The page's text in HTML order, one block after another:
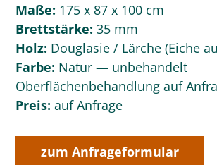
Maße: 175 x 87 x 100 cm
Brettstärke: 35 mm
Holz: Douglasie / Lärche (Eiche
Farbe: Natur — unbehandelt
Oberflächenbehandlung auf
Preis: auf Anfrage
zum Anfrageformular